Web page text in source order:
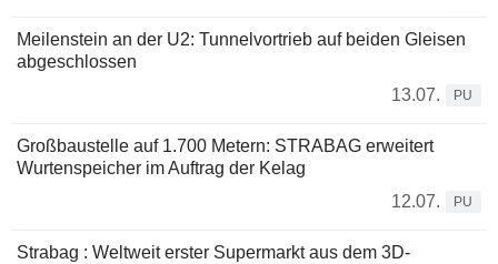
Meilenstein an der U2: Tunnelvortrieb auf beiden Gleisen
abgeschlossen
13.07.
PU
Großbaustelle auf 1.700 Metern: STRABAG erweitert
Wurtenspeicher im Auftrag der Kelag
12.07.
PU
Strabag : Weltweit erster Supermarkt aus dem 3D-